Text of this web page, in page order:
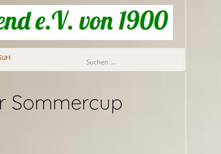
Sommercup